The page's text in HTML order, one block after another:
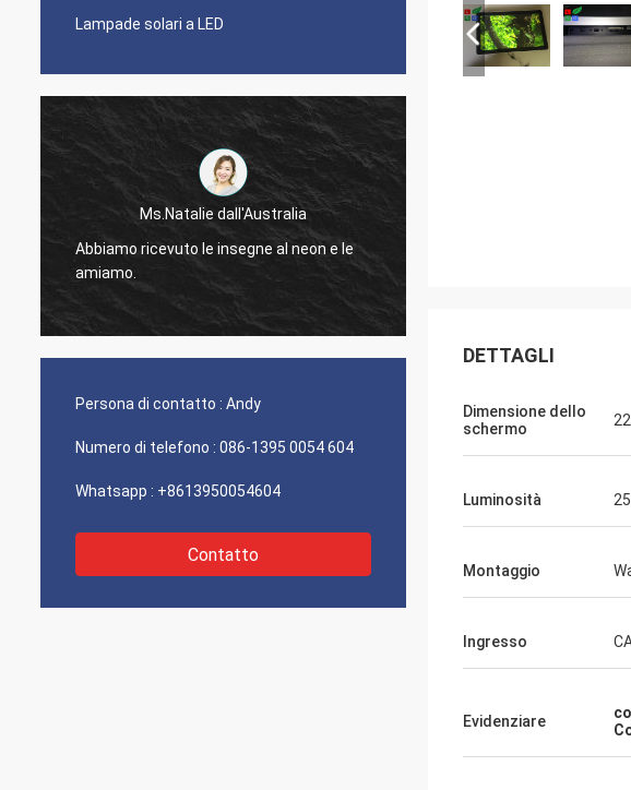
Lampade solari a LED
Sig. Jason dal Canada
Riceviamo il pacchetto ed apprezzato per
osservare il rivestimento di buona qualità,
vi lascerà sapere non appena qualcosa
viene su.
Persona di contatto : Andy
Numero di telefono : 086-1395 0054 604
Whatsapp : +8613950054604
Contatto
DETTAGLI
Dimensione dello
schermo
Luminosità
Montaggio
Ingresso
Evidenziare